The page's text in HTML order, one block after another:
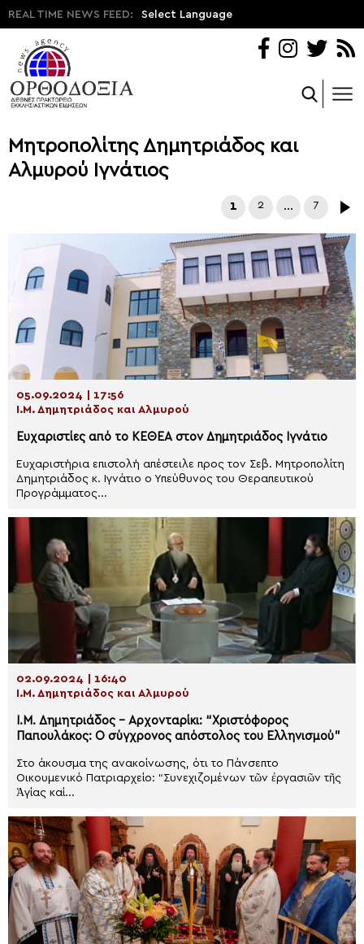
REAL TIME NEWS FEED: Select Language
Μητροπολίτης Δημητριάδος και
Αλμυρού Ιγνάτιος
1 2 … 7
05.09.2024 | 17:56
Ι.Μ. Δημητριάδος και Αλμυρού
Ευχαριστίες από το ΚΕΘΕΑ στον Δημητριάδος Ιγνάτιο
Ευχαριστήρια επιστολή απέστειλε προς τον Σεβ. Μητροπολίτη
Δημητριάδος κ. Ιγνάτιο ο Υπεύθυνος του Θεραπευτικού
Προγράμματος...
02.09.2024 | 16:40
Ι.Μ. Δημητριάδος και Αλμυρού
Ι.Μ. Δημητριάδος – Αρχονταρίκι: “Χριστόφορος
Παπουλάκος: Ο σύγχρονος απόστολος του Ελληνισμού”
Στο άκουσμα της ανακοίνωσης, ότι το Πάνσεπτο
Οικουμενικό Πατριαρχείο: “Συνεχιζομένων τῶν ἐργασιῶν τῆς
Ἁγίας καί...